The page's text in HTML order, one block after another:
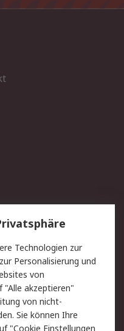
Technologien zur
Personalisierung und
von
"Alle akzeptieren"
von nicht-
Sie können Ihre
"Cookie Einstellungen